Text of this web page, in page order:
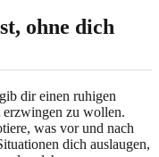
ohne dich
dir einen ruhigen
erzwingen zu wollen.
was vor und nach
dich auslaugen,